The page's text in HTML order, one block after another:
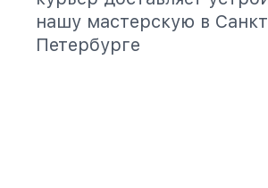
нашу мастерскую в
Петербурге